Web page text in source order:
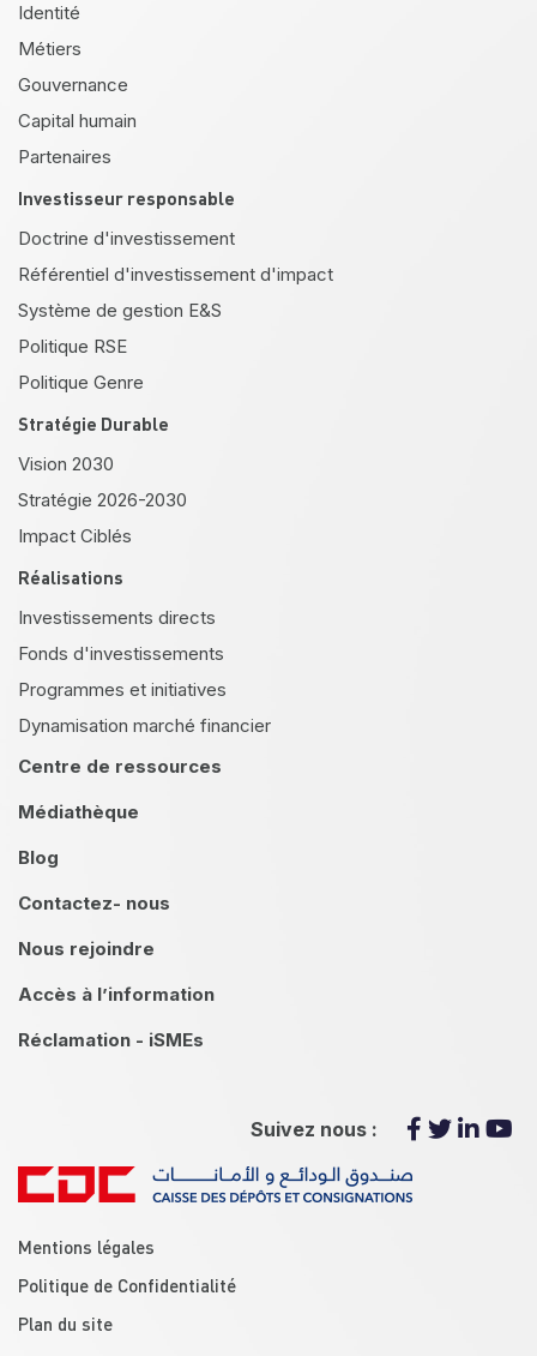
Identité
Métiers
Gouvernance
Capital humain
Partenaires
Investisseur responsable
Doctrine d'investissement
Référentiel d'investissement d'impact
Système de gestion E&S
Politique RSE
Politique Genre
Stratégie Durable
Vision 2030
Stratégie 2026-2030
Impact Ciblés
Réalisations
Investissements directs
Fonds d'investissements
Programmes et initiatives
Dynamisation marché financier
Centre de ressources
Médiathèque
Blog
Contactez- nous
Nous rejoindre
Accès à l’information
Réclamation - iSMEs
Suivez nous :
Mentions légales
Politique de Confidentialité
Plan du site